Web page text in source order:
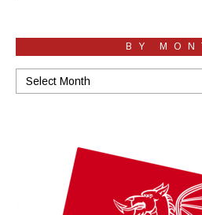
BY
By
Month